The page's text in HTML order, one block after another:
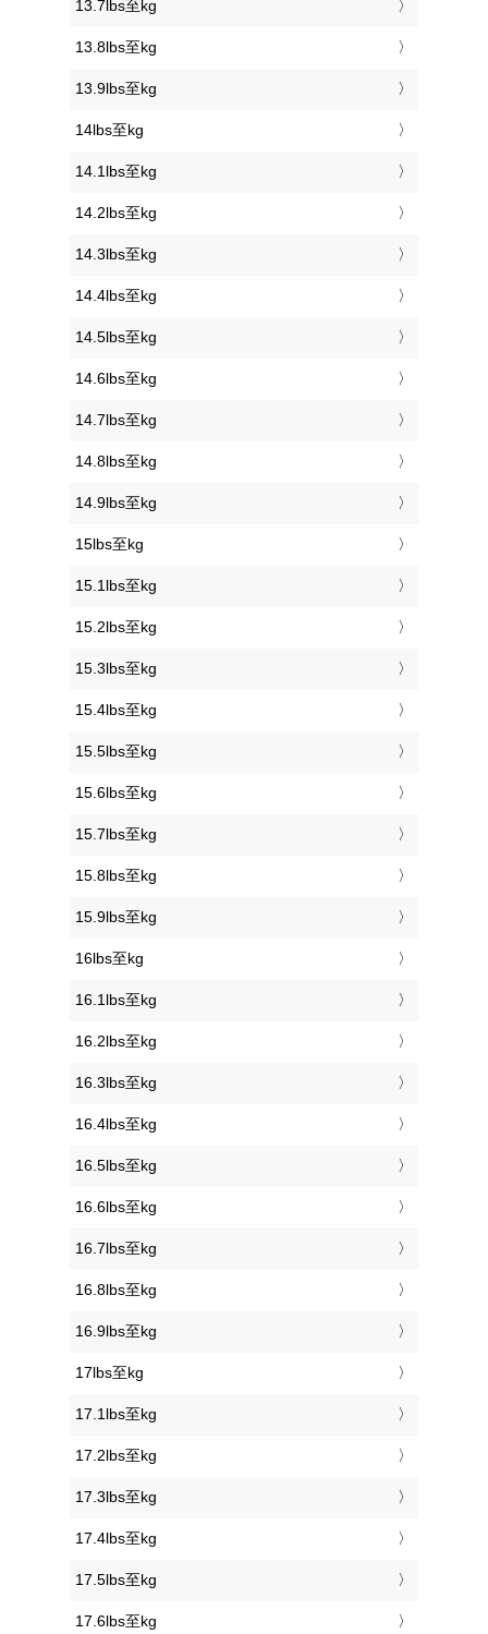
13.7lbs至kg
13.8lbs至kg
13.9lbs至kg
14lbs至kg
14.1lbs至kg
14.2lbs至kg
14.3lbs至kg
14.4lbs至kg
14.5lbs至kg
14.6lbs至kg
14.7lbs至kg
14.8lbs至kg
14.9lbs至kg
15lbs至kg
15.1lbs至kg
15.2lbs至kg
15.3lbs至kg
15.4lbs至kg
15.5lbs至kg
15.6lbs至kg
15.7lbs至kg
15.8lbs至kg
15.9lbs至kg
16lbs至kg
16.1lbs至kg
16.2lbs至kg
16.3lbs至kg
16.4lbs至kg
16.5lbs至kg
16.6lbs至kg
16.7lbs至kg
16.8lbs至kg
16.9lbs至kg
17lbs至kg
17.1lbs至kg
17.2lbs至kg
17.3lbs至kg
17.4lbs至kg
17.5lbs至kg
17.6lbs至kg